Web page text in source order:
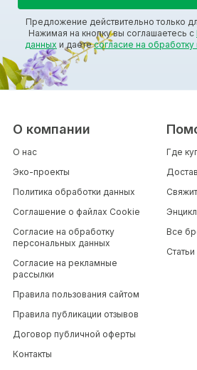
Предложение действительно только
Нажимая на кнопку вы соглашаетесь с
данных и даетесогласие на
О компании
О нас
Эко-проекты
Политика обработки данных
Соглашение о файлах Cookie
Согласие на обработку
персональных данных
Согласие на рекламные
рассылки
Правила пользования сайтом
Правила публикации отзывов
Договор публичной оферты
Контакты
Где
Все
Статьи